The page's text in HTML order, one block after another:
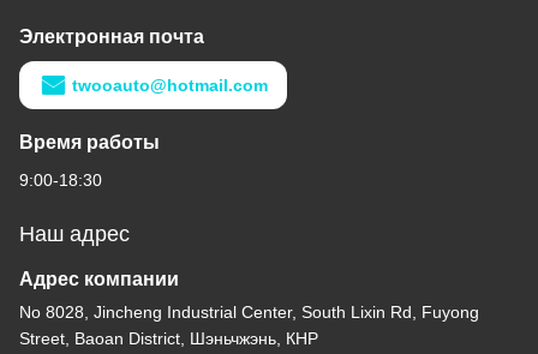
Электронная почта
twooauto@hotmail.com
Время работы
9:00-18:30
Наш адрес
Адрес компании
No 8028, Jincheng Industrial Center, South Lixin Rd, Fuyong
Street, Baoan District, Шэньчжэнь, КНР